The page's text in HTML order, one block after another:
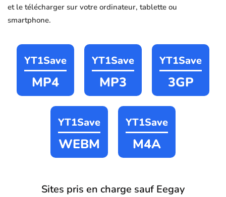
et le télécharger sur votre ordinateur, tablette ou
smartphone.
YT1Save
MP4
YT1Save
MP3
YT1Save
3GP
YT1Save
WEBM
YT1Save
M4A
Sites pris en charge sauf Eegay